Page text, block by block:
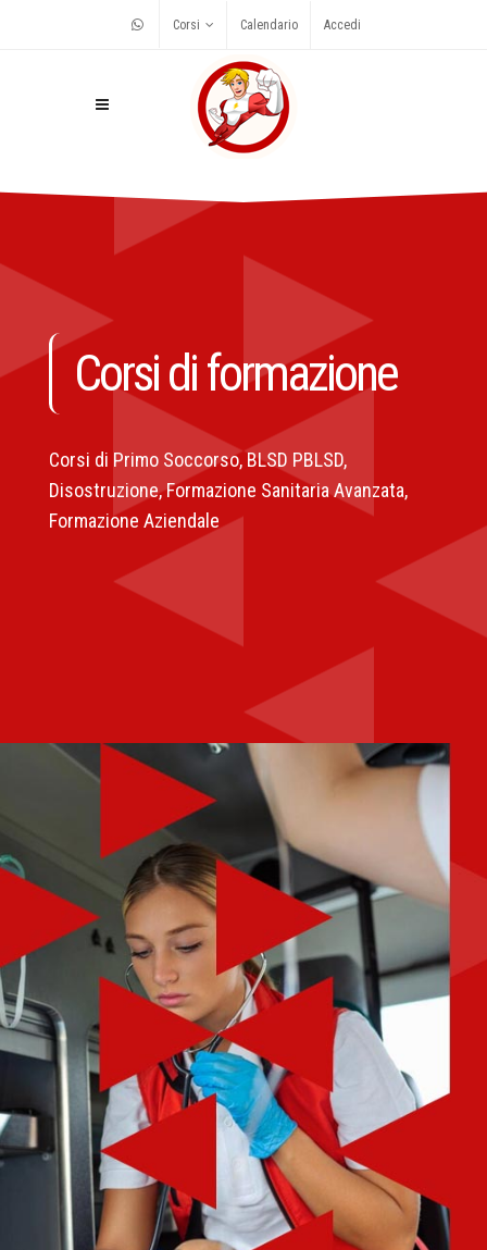
Corsi Calendario Accedi
Corsi di formazione
Corsi di Primo Soccorso, BLSD PBLSD,
Disostruzione, Formazione Sanitaria Avanzata,
Formazione Aziendale